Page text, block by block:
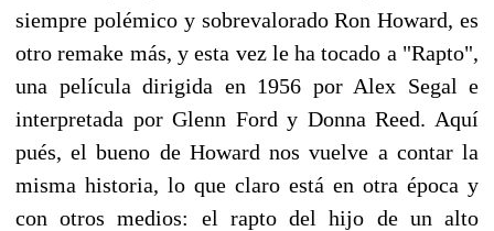
siempre polémico y sobrevalorado Ron Howard, es
otro remake más, y esta vez le ha tocado a "Rapto",
una película dirigida en 1956 por Alex Segal e
interpretada por Glenn Ford y Donna Reed. Aquí
pués, el bueno de Howard nos vuelve a contar la
misma historia, lo que claro está en otra época y
con otros medios: el rapto del hijo de un alto